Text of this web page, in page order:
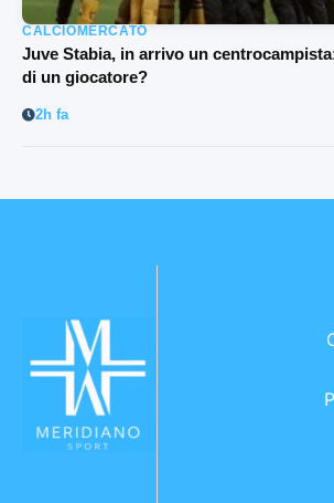
CALCIOMERCATO
Juve Stabia, in arrivo un
di un giocatore?
2h fa